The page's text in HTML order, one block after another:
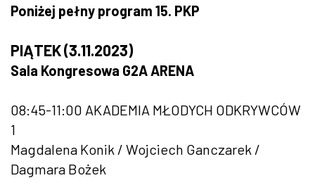
Poniżej pełny program 15. PKP
PIĄTEK (3.11.2023)
Sala Kongresowa G2A ARENA
08:45-11:00 AKADEMIA MŁODYCH ODKRYWCÓW
1
Magdalena Konik / Wojciech Ganczarek /
Dagmara Bożek